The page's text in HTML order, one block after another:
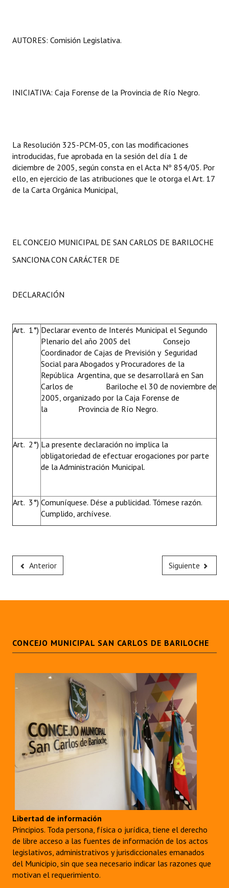
Bariloche, Municipio intercultural
AUTORES: Comisión Legislativa.
INICIATIVA: Caja Forense de la Provincia de Río Negro.
La Resolución 325-PCM-05, con las modificaciones
introducidas, fue aprobada en la sesión del día 1 de
diciembre de 2005, según consta en el Acta Nº 854/05. Por
ello, en ejercicio de las atribuciones que le otorga el Art. 17
de la Carta Orgánica Municipal,
EL CONCEJO MUNICIPAL DE SAN CARLOS DE BARILOCHE
SANCIONA CON CARÁCTER DE
DECLARACIÓN
Art. 1°) Declarar evento de Interés Municipal el Segundo
Plenario del año 2005 del Consejo
Coordinador de Cajas de Previsión y Seguridad
Social para Abogados y Procuradores de la
República Argentina, que se desarrollará en San
Carlos de Bariloche el 30 de noviembre de
2005, organizado por la Caja Forense de
la Provincia de Río Negro.
Art. 2°) La presente declaración no implica la
obligatoriedad de efectuar erogaciones por parte
de la Administración Municipal.
Art. 3°) Comuníquese. Dése a publicidad. Tómese razón.
Cumplido, archívese.
Anterior Siguiente
CONCEJO MUNICIPAL SAN CARLOS DE BARILOCHE
Libertad de información
Principios. Toda persona, física o jurídica, tiene el derecho
de libre acceso a las fuentes de información de los actos
legislativos, administrativos y jurisdiccionales emanados
del Municipio, sin que sea necesario indicar las razones que
motivan el requerimiento.